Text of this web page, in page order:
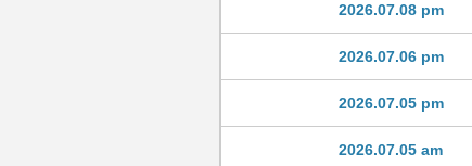
2026.07.08 pm
2026.07.06 pm
2026.07.05 pm
2026.07.05 am